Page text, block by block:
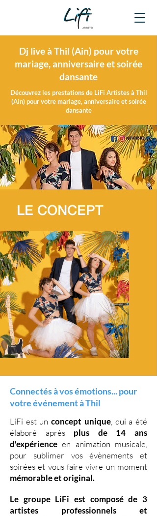
Dj live à Thil (Ain) pour votre
mariage, anniversaire et soirée
dansante
Découvrez les prestations de LiFi Artistes à Thil
(Ain) pour votre mariage, anniversaire et soirée
dansante
LE CONCEPT
Connectés à vos émotions... pour
votre événement à Thil
LiFi est unconcept unique, qui a été
élaboré après plus de 14 ans
d'expérience en animation musicale,
pour sublimer vos évènements et
soirées et vous faire vivre un moment
mémorable et original.
Le groupe LiFi est composé de 3
artistes professionnels et